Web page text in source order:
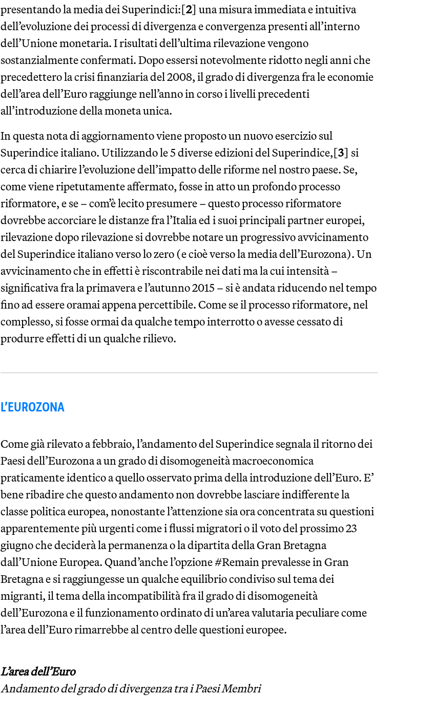
presentando la media dei Superindici:[2] una misura immediata e intuitiva
dell’evoluzione dei processi di divergenza e convergenza presenti all’interno
dell’Unione monetaria. I risultati dell’ultima rilevazione vengono
sostanzialmente confermati. Dopo essersi notevolmente ridotto negli anni che
precedettero la crisi finanziaria del 2008, il grado di divergenza fra le economie
dell’area dell’Euro raggiunge nell’anno in corso i livelli precedenti
all’introduzione della moneta unica.
In questa nota di aggiornamento viene proposto un nuovo esercizio sul
Superindice italiano. Utilizzando le 5 diverse edizioni del Superindice,[3] si
cerca di chiarire l’evoluzione dell’impatto delle riforme nel nostro paese. Se,
come viene ripetutamente affermato, fosse in atto un profondo processo
riformatore, e se – com’è lecito presumere – questo processo riformatore
dovrebbe accorciare le distanze fra l’Italia ed i suoi principali partner europei,
rilevazione dopo rilevazione si dovrebbe notare un progressivo avvicinamento
del Superindice italiano verso lo zero (e cioè verso la media dell’Eurozona). Un
avvicinamento che in effetti è riscontrabile nei dati ma la cui intensità –
significativa fra la primavera e l’autunno 2015 – si è andata riducendo nel tempo
fino ad essere oramai appena percettibile. Come se il processo riformatore, nel
complesso, si fosse ormai da qualche tempo interrotto o avesse cessato di
produrre effetti di un qualche rilievo.
L’EUROZONA
Come già rilevato a febbraio, l’andamento del Superindice segnala il ritorno dei
Paesi dell’Eurozona a un grado di disomogeneità macroeconomica
praticamente identico a quello osservato prima della introduzione dell’Euro. E’
bene ribadire che questo andamento non dovrebbe lasciare indifferente la
classe politica europea, nonostante l’attenzione sia ora concentrata su questioni
apparentemente più urgenti come i flussi migratori o il voto del prossimo 23
giugno che deciderà la permanenza o la dipartita della Gran Bretagna
dall’Unione Europea. Quand’anche l’opzione #Remain prevalesse in Gran
Bretagna e si raggiungesse un qualche equilibrio condiviso sul tema dei
migranti, il tema della incompatibilità fra il grado di disomogeneità
dell’Eurozona e il funzionamento ordinato di un’area valutaria peculiare come
l’area dell’Euro rimarrebbe al centro delle questioni europee.
L’area dell’Euro
Andamento del grado di divergenza tra i Paesi Membri